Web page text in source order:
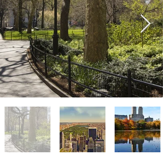
Em Nova York, a arte, a história e a
inovação se encontram para criar
uma atmosfera inigualável que
certamente deixará uma marca
inesquecível em cada visitante.
Venha descobrir tudo o que essa
metrópole icônica tem a oferecer!